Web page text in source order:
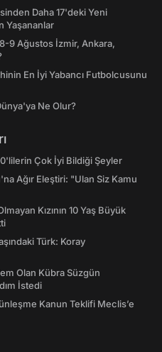
Daha 17'deki Yeni
Yaşananlar
9 Ağustos İzmir, Ankara,
En İyi Yabancı Futbolcusunu
Ne Olur?
Çok İyi Bildiği Şeyler
Ağır Eleştiri: "Ulan Siz Kamu
Kızının 10 Yaş Büyük
Türk: Koray
Olan Kübra Süzgün
İstedi
Kanun Teklifi Meclis’e